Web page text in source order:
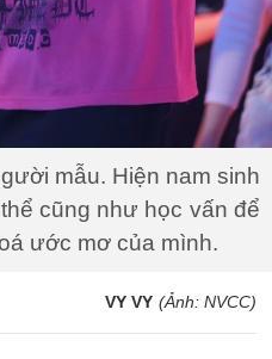
mẫu. Hiện nam sinh
cũng như học vấn để
ước mơ của mình.
VY VY (Ảnh: NVCC)